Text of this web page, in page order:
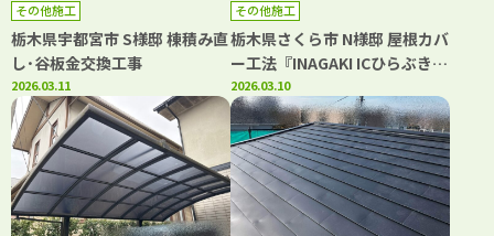
その他施工
栃木県宇都宮市 S様邸 棟積み直
し･谷板金交換工事
2026.03.11
その他施工
栃木県さくら市 N様邸 屋根カバ
ー工法『INAGAKI ICひらぶき
ヒランビー220』
2026.03.10